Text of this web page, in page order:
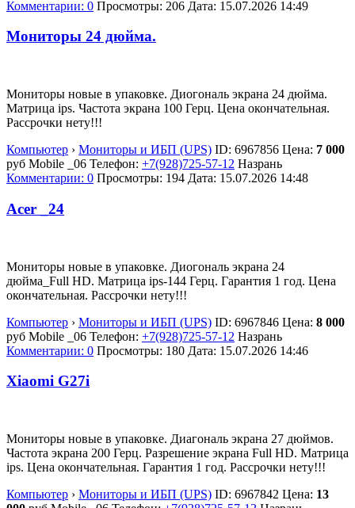
Комментарии: 0 Просмотры: 206 Дата: 15.07.2026 14:49
Мониторы 24 дюйма.
Мониторы новые в упаковке. Диогональ экрана 24 дюйма.
Матрица ips. Частота экрана 100 Герц. Цена окончательная.
Рассрочки нету!!!
Компьютер › Мониторы и ИБП (UPS) ID: 6967856 Цена: 7 000
руб Mobile _06 Телефон: +7(928)725-57-12 Назрань
Комментарии: 0 Просмотры: 194 Дата: 15.07.2026 14:48
Acer _24
Мониторы новые в упаковке. Диогональ экрана 24
дюйма_Full HD. Матрица ips-144 Герц. Гарантия 1 год. Цена
окончательная. Рассрочки нету!!!
Компьютер › Мониторы и ИБП (UPS) ID: 6967846 Цена: 8 000
руб Mobile _06 Телефон: +7(928)725-57-12 Назрань
Комментарии: 0 Просмотры: 180 Дата: 15.07.2026 14:46
Xiaomi G27i
Мониторы новые в упаковке. Диагональ экрана 27 дюймов.
Частота экрана 200 Герц. Разрешение экрана Full HD. Матрица
ips. Цена окончательная. Гарантия 1 год. Рассрочки нету!!!
Компьютер › Мониторы и ИБП (UPS) ID: 6967842 Цена: 13